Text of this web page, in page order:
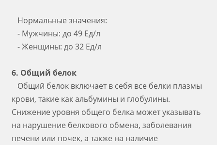
Нормальные значения:
- Мужчины: до 49 Ед/л
- Женщины: до 32 Ед/л
6. Общий белок
Общий белок включает в себя все белки плазмы
крови, такие как альбумины и глобулины.
Снижение уровня общего белка может указывать
на нарушение белкового обмена, заболевания
печени или почек, а также на наличие